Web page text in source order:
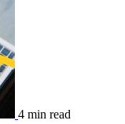
4 min read